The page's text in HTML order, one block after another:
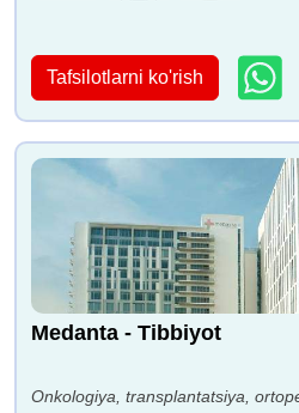
Tafsilotlarni ko'rish
Medanta - Tibbiyot
Onkologiya, transplantatsiya,